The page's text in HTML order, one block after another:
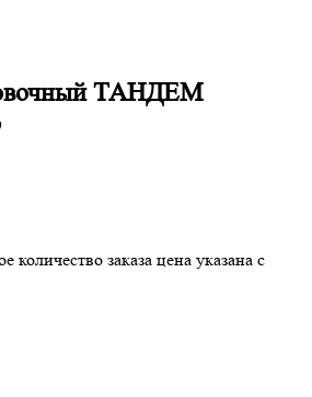
ТАНДЕМ
количество заказа цена указана с